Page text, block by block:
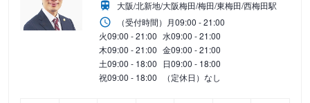
大阪/北新地/大阪梅田/梅田/東梅田/西梅田駅
（受付時間） 月09:00 - 21:00
火09:00 - 21:00 水09:00 - 21:00
木09:00 - 21:00 金09:00 - 21:00
土09:00 - 18:00 日09:00 - 18:00
祝09:00 - 18:00 （定休日）なし